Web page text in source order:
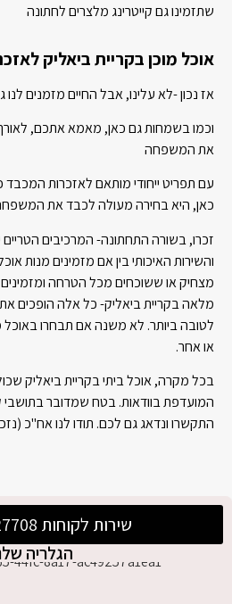
שירות לקוחות 03-9627708
הגלריה
שתזמינו גם קייטרינג מלצרים לחתונה
אוכל מוכן בקריית ביאליק
אז נכון -לא עלינו, אבל החיים מזמנים לנו
וכמו בשמחות גם כאן, מאמא אתכם,
את המשפחה
עם תפריט ייחודי מותאם לאזכרות
כאן, היא בחירה מעולה לכבד את
זכרו, בשורה התחתונה- המרכיבים
והשירות האיכותי בין אם מזמינים מנות
מצחיק או ששוכחים מכל הטרחה
מלאה בקריית ביאליק- כל אלה הופכים
לטובה ביותר. לא משנה אם תבחרו באוכל
או אחר.
בכל מקרה, אוכל ביתי בקריית ביאליק
המועדפת בוודאות. בטח שמדובר בתושבי
התקשרו ונדאג גם לכם. תודו לנו אח"כ